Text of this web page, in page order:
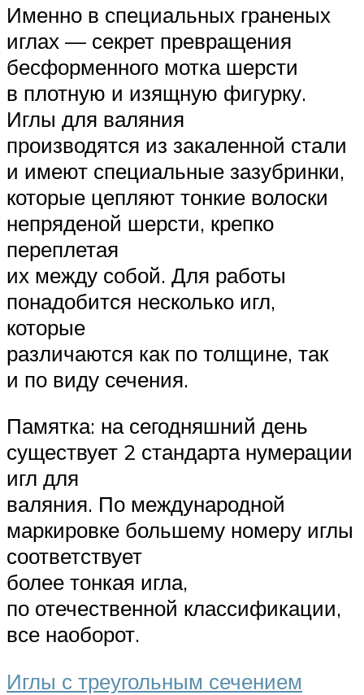
Именно в специальных граненых
иглах — секрет превращения
бесформенного мотка шерсти
в плотную и изящную фигурку.
Иглы для валяния
производятся из закаленной стали
и имеют специальные зазубринки,
которые цепляют тонкие волоски
непряденой шерсти, крепко
переплетая
их между собой. Для работы
понадобится несколько игл,
которые
различаются как по толщине, так
и по виду сечения.
Памятка: на сегодняшний день
существует 2 стандарта нумерации
игл для
валяния. По международной
маркировке большему номеру иглы
соответствует
более тонкая игла,
по отечественной классификации,
все наоборот.
Иглы с треугольным сечением